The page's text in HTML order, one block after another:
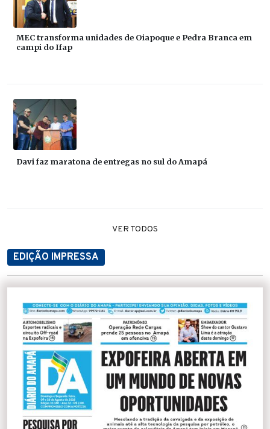
MEC transforma unidades de Oiapoque e Pedra Branca em
campi do Ifap
Davi faz maratona de entregas no sul do Amapá
VER TODOS
EDIÇÃO IMPRESSA